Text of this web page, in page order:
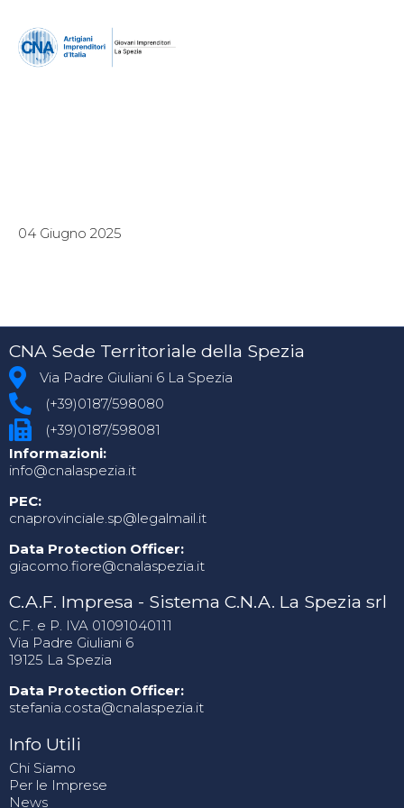
04 Giugno 2025
CNA Sede Territoriale della Spezia
Via Padre Giuliani 6 La Spezia
(+39)0187/598080
(+39)0187/598081
Informazioni:
info@cnalaspezia.it
PEC:
cnaprovinciale.sp@legalmail.it
Data Protection Officer:
giacomo.fiore@cnalaspezia.it
C.A.F. Impresa - Sistema C.N.A. La Spezia srl
C.F. e P. IVA 01091040111
Via Padre Giuliani 6
19125 La Spezia
Data Protection Officer:
stefania.costa@cnalaspezia.it
Info Utili
Chi Siamo
Per le Imprese
News